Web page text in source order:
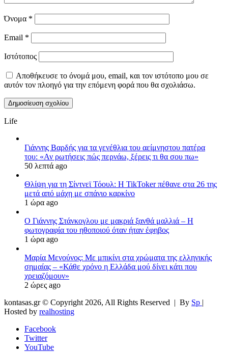
Όνομα *
Email *
Ιστότοπος
Αποθήκευσε το όνομά μου, email, και τον ιστότοπο μου σε
αυτόν τον πλοηγό για την επόμενη φορά που θα σχολιάσω.
Life
Γιάννης Βαρδής για τα γενέθλια του αείμνηστου πατέρα
του: «Αν ρωτήσεις πώς περνάω, ξέρεις τι θα σου πω»
50 λεπτά ago
Θλίψη για τη Σίντνεϊ Τόουλ: Η TikToker πέθανε στα 26 της
μετά από μάχη με σπάνιο καρκίνο
1 ώρα ago
Ο Γιάννης Στάνκογλου με μακριά ξανθά μαλλιά – Η
φωτογραφία του ηθοποιού όταν ήταν έφηβος
1 ώρα ago
Μαρία Μενούνος: Με μπικίνι στα χρώματα της ελληνικής
σημαίας – «Κάθε χρόνο η Ελλάδα μού δίνει κάτι που
χρειαζόμουν»
2 ώρες ago
kontasas.gr © Copyright 2026, All Rights Reserved | By Sp |
Hosted by realhosting
Facebook
Twitter
YouTube